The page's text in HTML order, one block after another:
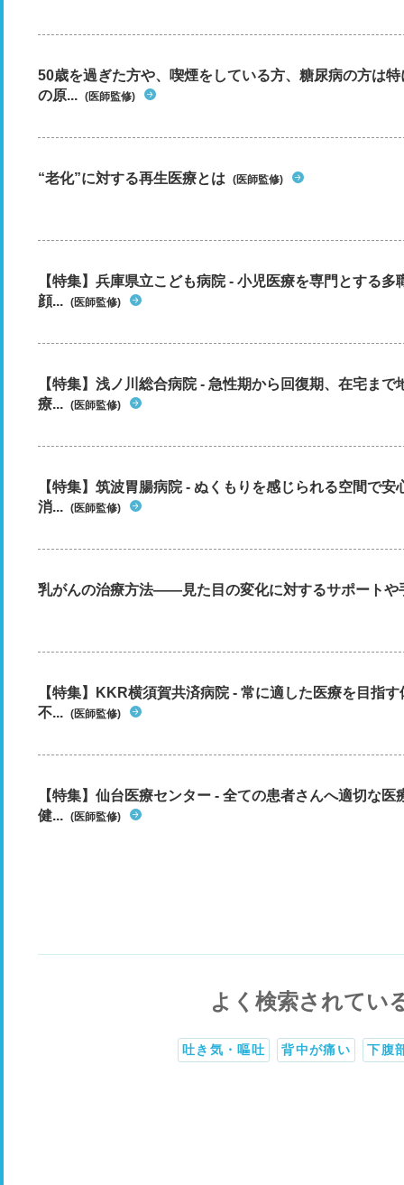
50歳を過ぎた方や、喫煙をしている方、糖尿病の方は
の原... (医師監修)
“老化”に対する再生医療とは (医師監修)
【特集】兵庫県立こども病院 - 小児医療を専門とする
顔... (医師監修)
【特集】浅ノ川総合病院 - 急性期から回復期、在宅ま
療... (医師監修)
【特集】筑波胃腸病院 - ぬくもりを感じられる空間で
消... (医師監修)
乳がんの治療方法――見た目の変化に対するサポートや
【特集】KKR横須賀共済病院 - 常に適した医療を目指
不... (医師監修)
【特集】仙台医療センター - 全ての患者さんへ適切な
健... (医師監修)
よく検索されてい
吐き気・嘔吐 背中が痛い 下腹